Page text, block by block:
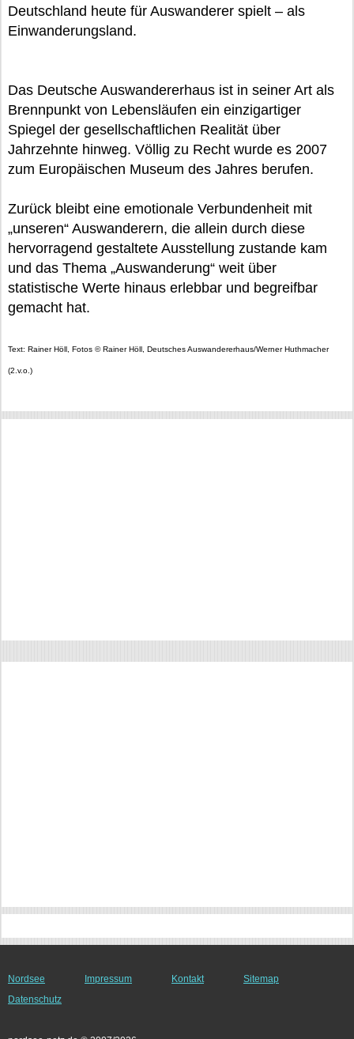
Deutschland heute für Auswanderer spielt – als
Einwanderungsland.
Das Deutsche Auswandererhaus ist in seiner Art als
Brennpunkt von Lebensläufen ein einzigartiger
Spiegel der gesellschaftlichen Realität über
Jahrzehnte hinweg. Völlig zu Recht wurde es 2007
zum Europäischen Museum des Jahres berufen.
Zurück bleibt eine emotionale Verbundenheit mit
„unseren“ Auswanderern, die allein durch diese
hervorragend gestaltete Ausstellung zustande kam
und das Thema „Auswanderung“ weit über
statistische Werte hinaus erlebbar und begreifbar
gemacht hat.
Text: Rainer Höll, Fotos © Rainer Höll, Deutsches Auswandererhaus/Werner Huthmacher
(2.v.o.)
Nordsee Impressum Kontakt
Sitemap
Datenschutz